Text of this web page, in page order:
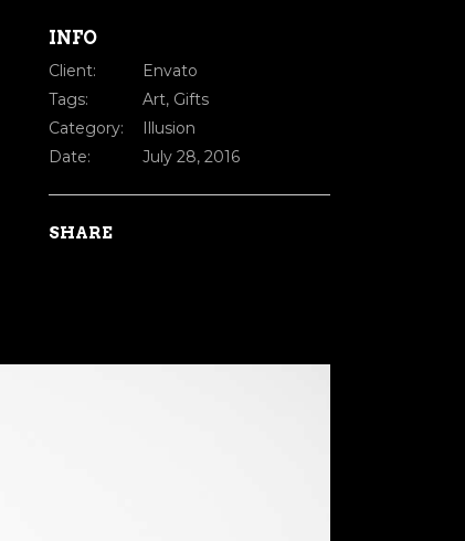
INFO
Client:
Envato
Tags:
Art, Gifts
Category:
Illusion
Date:
July 28, 2016
SHARE